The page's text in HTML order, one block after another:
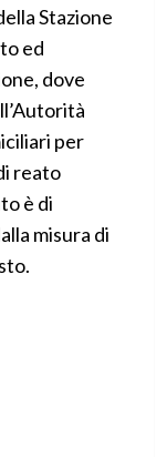
Stazione
ed
dove
per
reato
è di
misura di